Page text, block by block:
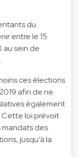
du
entre le 15
au sein de
ces élections
afin de ne
également
loi prévoit
des
jusqu’à la